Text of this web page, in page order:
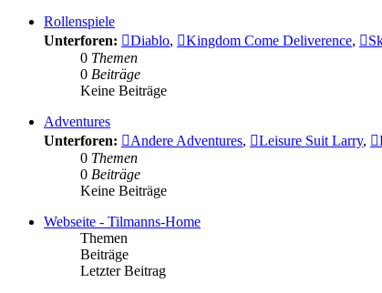
Rollenspiele
Unterforen:
Diablo, Kingdom Come Deliverence,
0 Themen
0 Beiträge
Keine Beiträge
Adventures
Unterforen:
Andere Adventures, Leisure Suit Larry,
0 Themen
0 Beiträge
Keine Beiträge
Webseite - Tilmanns-Home
Themen
Beiträge
Letzter Beitrag